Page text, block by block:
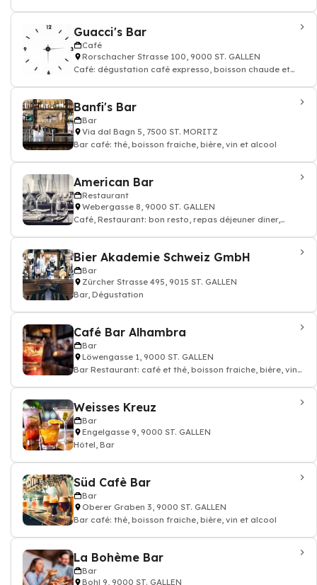
Guacci's Bar
Café
Rorschacher Strasse 100, 9000 ST. GALLEN
Café: dégustation café expresso, boisson chaude et
Banfi's Bar
Bar
Via dal Bagn 5, 7500 ST. MORITZ
Bar café: thé, boisson fraiche, bière, vin et alcool
American Bar
Restaurant
Webergasse 8, 9000 ST. GALLEN
Café, Restaurant: bon resto, repas déjeuner dîner,
Bier Akademie Schweiz GmbH
Bar
Zürcher Strasse 495, 9015 ST. GALLEN
Bar, Dégustation
Café Bar Alhambra
Bar
Löwengasse 1, 9000 ST. GALLEN
Bar Restaurant: café et thé, boisson fraiche, bière, vin
Weisses Kreuz
Bar
Engelgasse 9, 9000 ST. GALLEN
Hôtel, Bar
Süd Cafè Bar
Bar
Oberer Graben 3, 9000 ST. GALLEN
Bar café: thé, boisson fraiche, bière, vin et alcool
La Bohème Bar
Bar
Bohl 9, 9000 ST. GALLEN